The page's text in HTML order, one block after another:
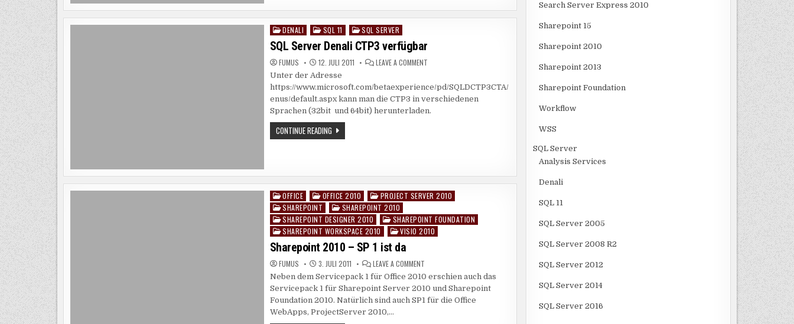
INDEXES
–
SPALTENORIENTIERTER
INDEX
Posted
in
DENALI SQL 11 SQL SERVER
SQL Server Denali CTP3 verfügbar
FUMUS 12. JULI 2011 LEAVE A COMMENTON
DENALI
CTP3
VERFÜGBAR
Unter der Adresse
https://www.microsoft.com/betaexperience/pd/SQLDCTP3CTA/
enus/default.aspx kann man die CTP3 in verschiedenen
Sprachen (32bit und 64bit) herunterladen.
CONTINUE READINGSQL
SERVER
Posted
in
OFFICE OFFICE 2010
PROJECT SERVER 2010
SHAREPOINT
SHAREPOINT 2010
SHAREPOINT DESIGNER 2010
SHAREPOINT FOUNDATION
SHAREPOINT WORKSPACE 2010
VISIO 2010
Sharepoint 2010 – SP 1 ist da
FUMUS 3. JULI 2011 LEAVE A COMMENTON
2010
–
SP
1
IST
Neben dem Servicepack 1 für Office 2010 erschien auch das
Servicepack 1 für Sharepoint Server 2010 und Sharepoint
Foundation 2010. Natürlich sind auch SP1 für die Office
WebApps, ProjectServer 2010,…
Search Server Express 2010
Sharepoint 15
Sharepoint 2010
Sharepoint 2013
Sharepoint Foundation
Workflow
WSS
SQL Server
Analysis Services
Denali
SQL 11
SQL Server 2005
SQL Server 2008 R2
SQL Server 2012
SQL Server 2014
SQL Server 2016